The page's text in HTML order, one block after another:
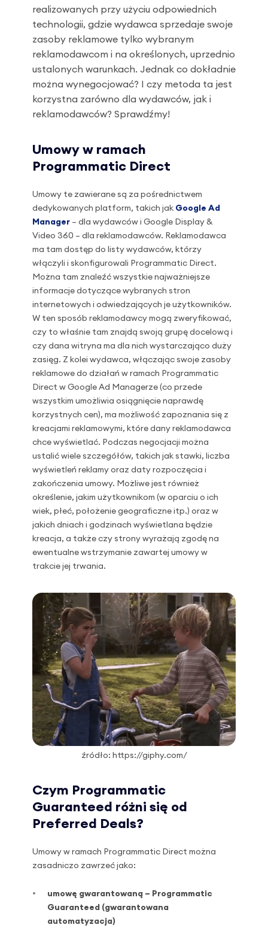
realizowanych przy użyciu odpowiednich
technologii, gdzie wydawca sprzedaje swoje
zasoby reklamowe tylko wybranym
reklamodawcom i na określonych, uprzednio
ustalonych warunkach. Jednak co dokładnie
można wynegocjować? I czy metoda ta jest
korzystna zarówno dla wydawców, jak i
reklamodawców? Sprawdźmy!
Umowy w ramach
Programmatic Direct
Umowy te zawierane są za pośrednictwem
dedykowanych platform, takich jak Google Ad
Manager – dla wydawców i Google Display &
Video 360 – dla reklamodawców. Reklamodawca
ma tam dostęp do listy wydawców, którzy
włączyli i skonfigurowali Programmatic Direct.
Można tam znaleźć wszystkie najważniejsze
informacje dotyczące wybranych stron
internetowych i odwiedzających je użytkowników.
W ten sposób reklamodawcy mogą zweryfikować,
czy to właśnie tam znajdą swoją grupę docelową i
czy dana witryna ma dla nich wystarczająco duży
zasięg. Z kolei wydawca, włączając swoje zasoby
reklamowe do działań w ramach Programmatic
Direct w Google Ad Managerze (co przede
wszystkim umożliwia osiągnięcie naprawdę
korzystnych cen), ma możliwość zapoznania się z
kreacjami reklamowymi, które dany reklamodawca
chce wyświetlać. Podczas negocjacji można
ustalić wiele szczegółów, takich jak stawki, liczba
wyświetleń reklamy oraz daty rozpoczęcia i
zakończenia umowy. Możliwe jest również
określenie, jakim użytkownikom (w oparciu o ich
wiek, płeć, położenie geograficzne itp.) oraz w
jakich dniach i godzinach wyświetlana będzie
kreacja, a także czy strony wyrażają zgodę na
ewentualne wstrzymanie zawartej umowy w
trakcie jej trwania.
źródło: https://giphy.com/
Czym Programmatic
Guaranteed różni się od
Preferred Deals?
Umowy w ramach Programmatic Direct można
zasadniczo zawrzeć jako:
umowę gwarantowaną – Programmatic
Guaranteed (gwarantowana
automatyzacja)